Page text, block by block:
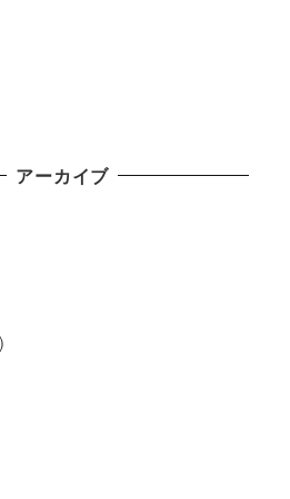
アーカイブ